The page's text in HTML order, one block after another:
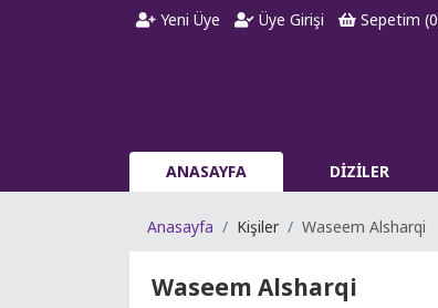
Yeni Üye Üye Girişi Sepetim (0
ANASAYFA DİZİLER
Anasayfa Kişiler Waseem Alsharqi
Waseem Alsharqi